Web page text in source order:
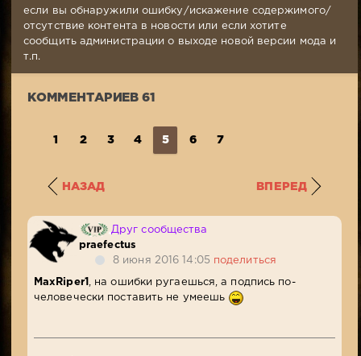
2013,
443
если вы обнаружили ошибку/искажение содержимого/
отсутствие контента в новости или если хотите
сообщить администрации о выходе новой версии мода и
т.п.
КОММЕНТАРИЕВ 61
1 2 3 4 5 6 7
НАЗАД ВПЕРЕД
Друг сообщества
praefectus
8 июня 2016 14:05
поделиться
MaxRiper1 , на ошибки ругаешься, а подпись по-
человечески поставить не умеешь